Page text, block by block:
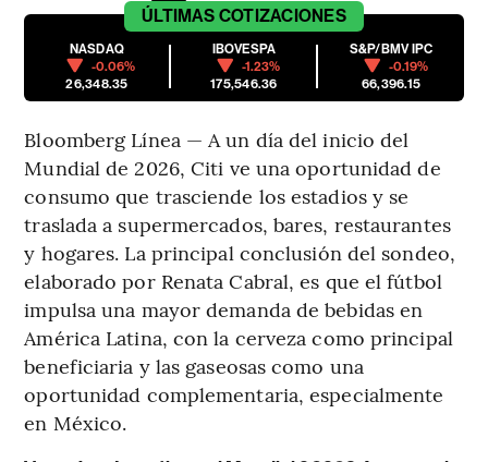
ÚLTIMAS COTIZACIONES
NASDAQ
-0.06%
26,348.35
IBOVESPA
-1.23%
175,546.36
S&P/BMV IPC
-0.19%
66,396.15
Bloomberg Línea — A un día del inicio del
Mundial de 2026, Citi ve una oportunidad de
consumo que trasciende los estadios y se
traslada a supermercados, bares, restaurantes
y hogares. La principal conclusión del sondeo,
elaborado por Renata Cabral, es que el fútbol
impulsa una mayor demanda de bebidas en
América Latina, con la cerveza como principal
beneficiaria y las gaseosas como una
oportunidad complementaria, especialmente
en México.